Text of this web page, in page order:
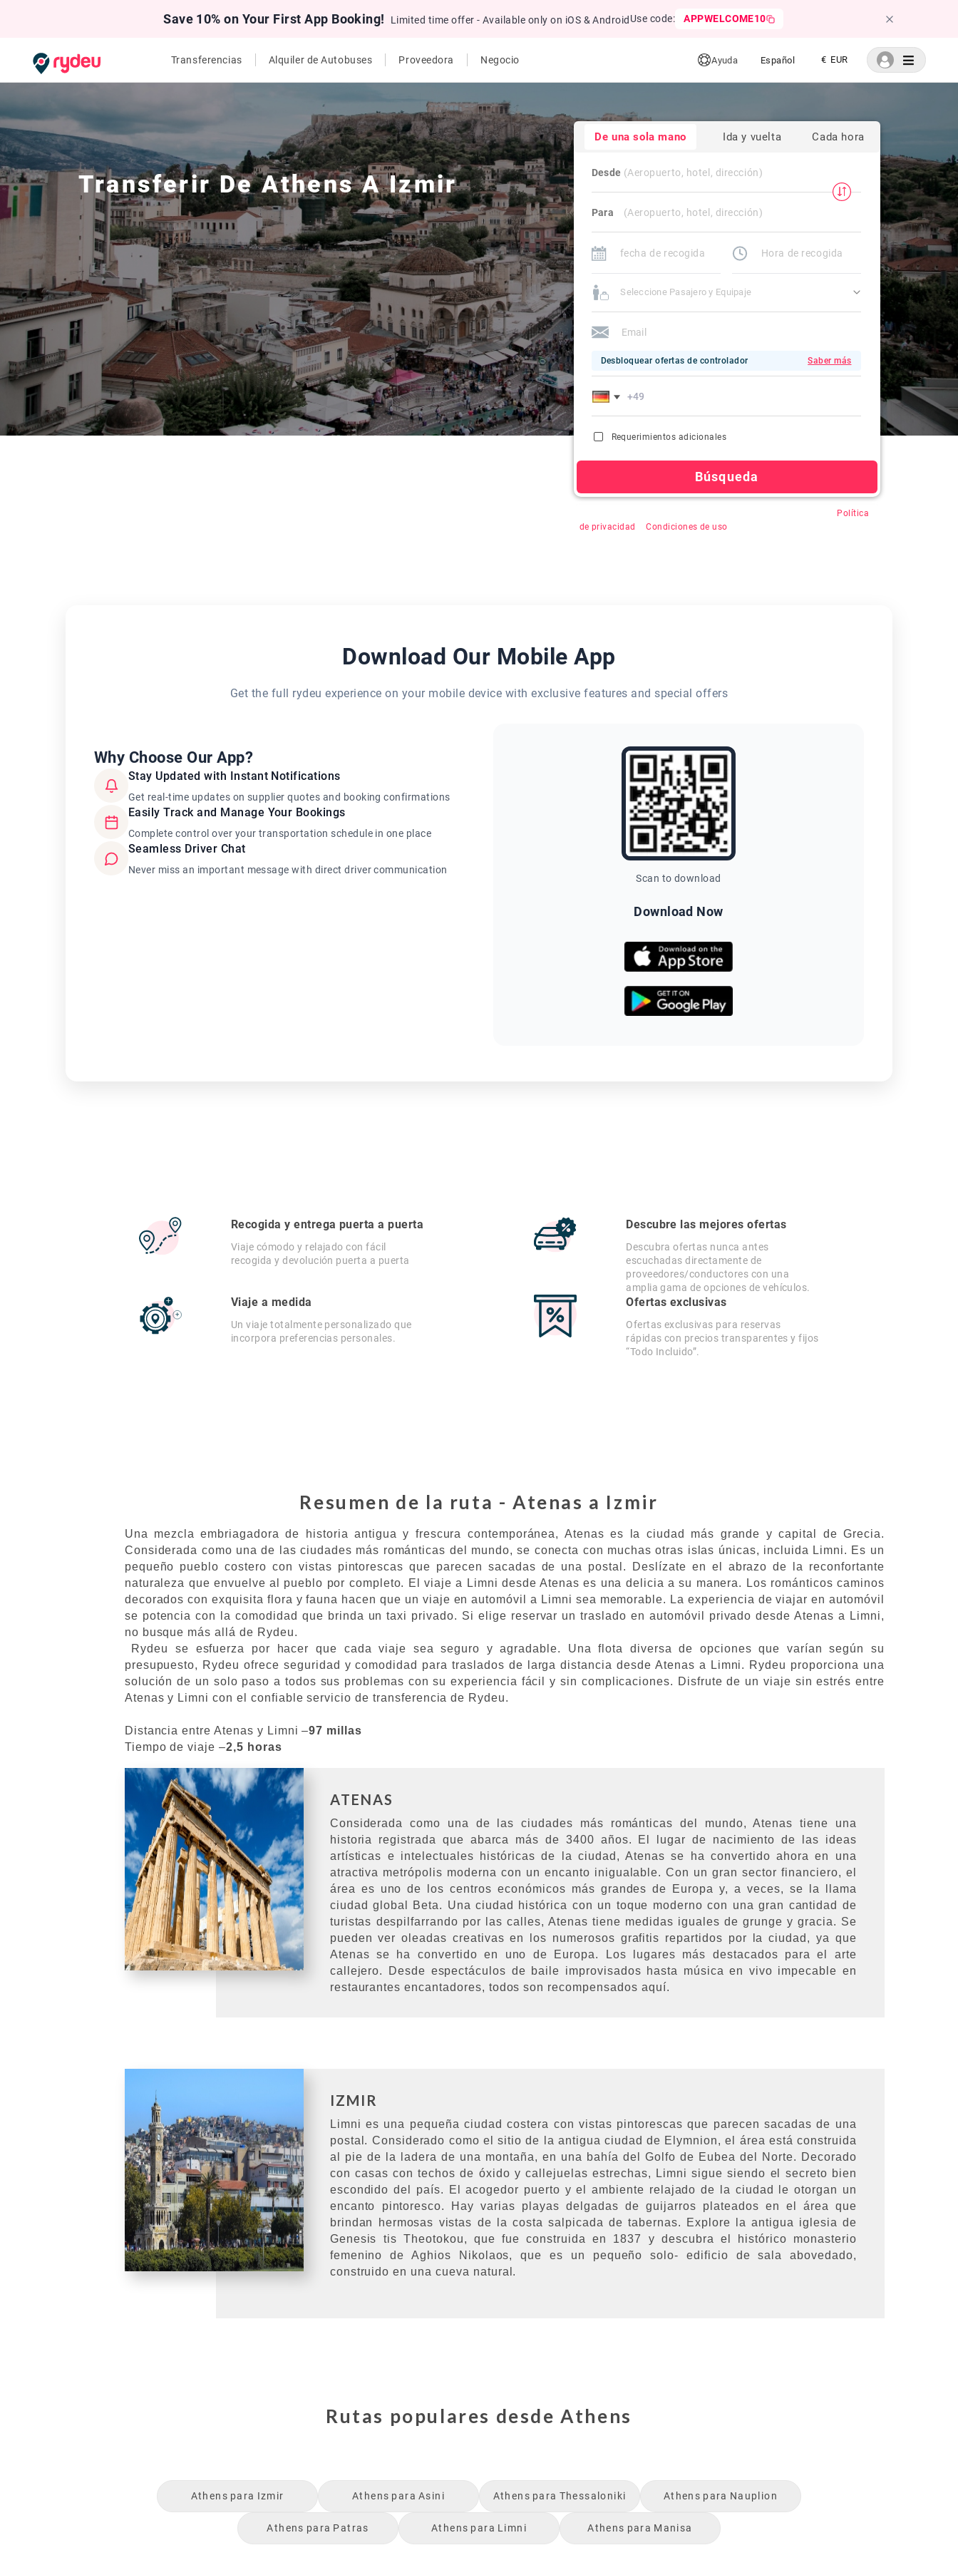
Save 10% on Your First App Booking! Limited time offer - Available only on iOS & Android Use code: APPWELCOME10
Transferencias Alquiler de Autobuses Proveedora Negocio Ayuda Español € EUR
Transferir De Athens A Izmir
De una sola mano Ida y vuelta Cada hora
Desde
Para
Seleccione Pasajero y Equipaje
Desbloquear ofertas de controlador Saber más
Requerimientos adicionales
Búsqueda
Política
de privacidad
&Condiciones de uso
Download Our Mobile App
Get the full rydeu experience on your mobile device with exclusive features and special offers
Why Choose Our App?
Stay Updated with Instant Notifications
Get real-time updates on supplier quotes and booking confirmations
Easily Track and Manage Your Bookings
Complete control over your transportation schedule in one place
Seamless Driver Chat
Never miss an important message with direct driver communication
Scan to download
Download Now
Recogida y entrega puerta a puerta
Viaje cómodo y relajado con fácil
recogida y devolución puerta a puerta
Descubre las mejores ofertas
Descubra ofertas nunca antes
escuchadas directamente de
proveedores/conductores con una
amplia gama de opciones de vehículos.
Viaje a medida
Un viaje totalmente personalizado que
incorpora preferencias personales.
Ofertas exclusivas
Ofertas exclusivas para reservas
rápidas con precios transparentes y fijos
“Todo Incluido”.
Resumen de la ruta - Atenas a Izmir
Una mezcla embriagadora de historia antigua y frescura contemporánea, Atenas es la ciudad más grande y capital de Grecia.
Considerada como una de las ciudades más románticas del mundo, se conecta con muchas otras islas únicas, incluida Limni. Es un
pequeño pueblo costero con vistas pintorescas que parecen sacadas de una postal. Deslízate en el abrazo de la reconfortante
naturaleza que envuelve al pueblo por completo. El viaje a Limni desde Atenas es una delicia a su manera. Los románticos caminos
decorados con exquisita flora y fauna hacen que un viaje en automóvil a Limni sea memorable. La experiencia de viajar en automóvil
se potencia con la comodidad que brinda un taxi privado. Si elige reservar un traslado en automóvil privado desde Atenas a Limni,
no busque más allá de Rydeu.
Rydeu se esfuerza por hacer que cada viaje sea seguro y agradable. Una flota diversa de opciones que varían según su
presupuesto, Rydeu ofrece seguridad y comodidad para traslados de larga distancia desde Atenas a Limni. Rydeu proporciona una
solución de un solo paso a todos sus problemas con su experiencia fácil y sin complicaciones. Disfrute de un viaje sin estrés entre
Atenas y Limni con el confiable servicio de transferencia de Rydeu.
Distancia entre Atenas y Limni –97 millas
Tiempo de viaje –2,5 horas
ATENAS
Considerada como una de las ciudades más románticas del mundo, Atenas tiene una
historia registrada que abarca más de 3400 años. El lugar de nacimiento de las ideas
artísticas e intelectuales históricas de la ciudad, Atenas se ha convertido ahora en una
atractiva metrópolis moderna con un encanto inigualable. Con un gran sector financiero, el
área es uno de los centros económicos más grandes de Europa y, a veces, se la llama
ciudad global Beta. Una ciudad histórica con un toque moderno con una gran cantidad de
turistas despilfarrando por las calles, Atenas tiene medidas iguales de grunge y gracia. Se
pueden ver oleadas creativas en los numerosos grafitis repartidos por la ciudad, ya que
Atenas se ha convertido en uno de Europa. Los lugares más destacados para el arte
callejero. Desde espectáculos de baile improvisados hasta música en vivo impecable en
restaurantes encantadores, todos son recompensados aquí.
IZMIR
Limni es una pequeña ciudad costera con vistas pintorescas que parecen sacadas de una
postal. Considerado como el sitio de la antigua ciudad de Elymnion, el área está construida
al pie de la ladera de una montaña, en una bahía del Golfo de Eubea del Norte. Decorado
con casas con techos de óxido y callejuelas estrechas, Limni sigue siendo el secreto bien
escondido del país. El acogedor puerto y el ambiente relajado de la ciudad le otorgan un
encanto pintoresco. Hay varias playas delgadas de guijarros plateados en el área que
brindan hermosas vistas de la costa salpicada de tabernas. Explore la antigua iglesia de
Genesis tis Theotokou, que fue construida en 1837 y descubra el histórico monasterio
femenino de Aghios Nikolaos, que es un pequeño solo- edificio de sala abovedado,
construido en una cueva natural.
Rutas populares desde Athens
Athens para Izmir Athens para Asini Athens para Thessaloniki Athens para Nauplion
Athens para Patras Athens para Limni Athens para Manisa